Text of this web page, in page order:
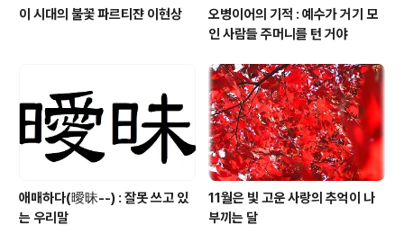
이 시대의 불꽃 파르티쟌 이현상
오병이어의 기적 : 예수가 거기 모
인 사람들 주머니를 턴 거야
애매하다(曖昧--) : 잘못 쓰고 있
는 우리말
11월은 빛 고운 사랑의 추억이 나
부끼는 달